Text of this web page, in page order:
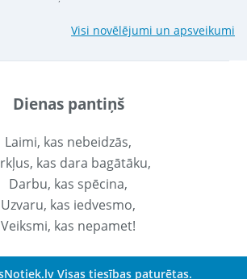
Visi novēlējumi un apsveikumi
Dienas pantiņš
Laimi, kas nebeidzās,
kas dara bagātāku,
Darbu, kas spēcina,
Uzvaru, kas iedvesmo,
Veiksmi, kas nepamet!
Visas tiesības paturētas.